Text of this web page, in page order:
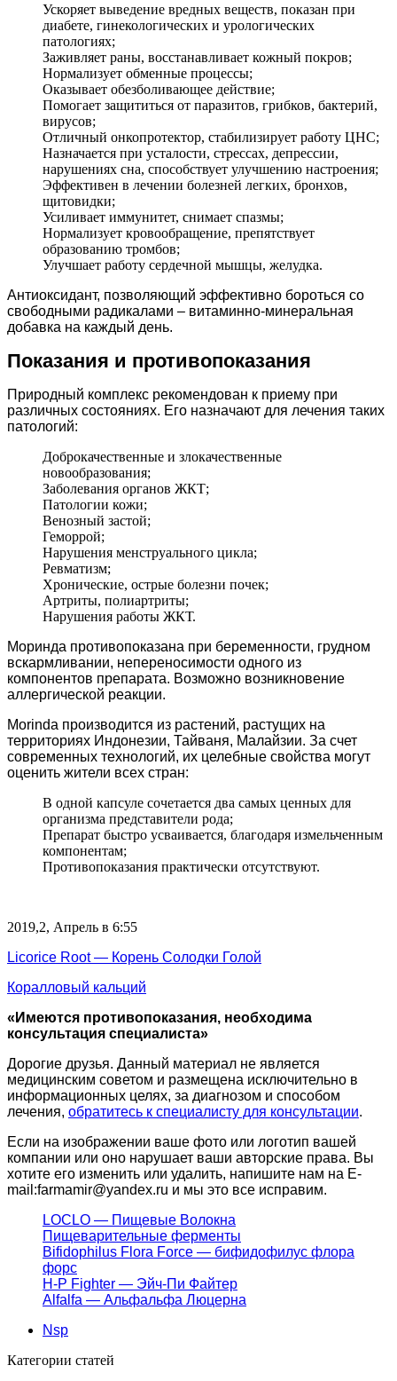
Ускоряет выведение вредных веществ, показан при
диабете, гинекологических и урологических
патологиях;
Заживляет раны, восстанавливает кожный покров;
Нормализует обменные процессы;
Оказывает обезболивающее действие;
Помогает защититься от паразитов, грибков, бактерий,
вирусов;
Отличный онкопротектор, стабилизирует работу ЦНС;
Назначается при усталости, стрессах, депрессии,
нарушениях сна, способствует улучшению настроения;
Эффективен в лечении болезней легких, бронхов,
щитовидки;
Усиливает иммунитет, снимает спазмы;
Нормализует кровообращение, препятствует
образованию тромбов;
Улучшает работу сердечной мышцы, желудка.
Антиоксидант, позволяющий эффективно бороться со
свободными радикалами – витаминно-минеральная
добавка на каждый день.
Показания и противопоказания
Природный комплекс рекомендован к приему при
различных состояниях. Его назначают для лечения таких
патологий:
Доброкачественные и злокачественные
новообразования;
Заболевания органов ЖКТ;
Патологии кожи;
Венозный застой;
Геморрой;
Нарушения менструального цикла;
Ревматизм;
Хронические, острые болезни почек;
Артриты, полиартриты;
Нарушения работы ЖКТ.
Моринда противопоказана при беременности, грудном
вскармливании, непереносимости одного из
компонентов препарата. Возможно возникновение
аллергической реакции.
Morinda производится из растений, растущих на
территориях Индонезии, Тайваня, Малайзии. За счет
современных технологий, их целебные свойства могут
оценить жители всех стран:
В одной капсуле сочетается два самых ценных для
организма представители рода;
Препарат быстро усваивается, благодаря измельченным
компонентам;
Противопоказания практически отсутствуют.
2019,2, Апрель в 6:55
Licorice Root — Корень Солодки Голой
Коралловый кальций
«Имеются противопоказания, необходима
консультация специалиста»
Дорогие друзья. Данный материал не является
медицинским советом и размещена исключительно в
информационных целях, за диагнозом и способом
лечения, обратитесь к специалисту для консультации.
Если на изображении ваше фото или логотип вашей
компании или оно нарушает ваши авторские права. Вы
хотите его изменить или удалить, напишите нам на E-
mail:farmamir@yandex.ru и мы это все исправим.
LOCLO — Пищевые Волокна
Пищеварительные ферменты
Bifidophilus Flora Force — бифидофилус флора
форс
H-P Fighter — Эйч-Пи Файтер
Alfalfa — Альфальфа Люцерна
Nsp
Категории статей